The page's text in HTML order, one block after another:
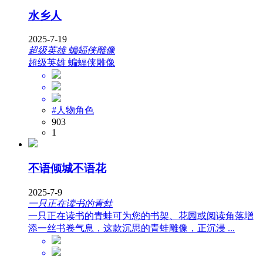
水乡人
2025-7-19
超级英雄 蝙蝠侠雕像
超级英雄 蝙蝠侠雕像
#人物角色
903
1
不语倾城不语花
2025-7-9
一只正在读书的青蛙
一只正在读书的青蛙可为您的书架、花园或阅读角落增
添一丝书卷气息，这款沉思的青蛙雕像，正沉浸 ...